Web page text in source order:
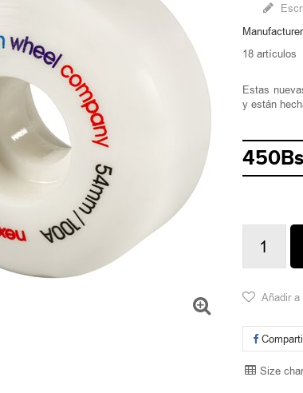
18 artículos
Estas
y están
450Bs
Añadir
Size